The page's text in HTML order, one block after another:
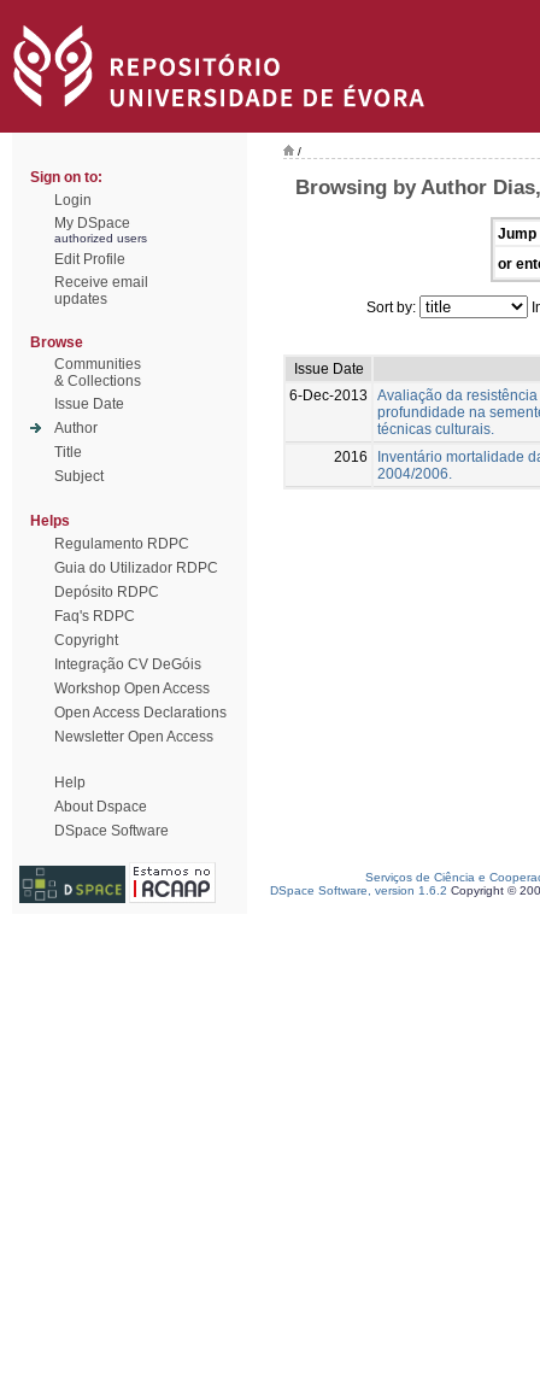
Sign on to:
Login
My DSpace
authorized users
Edit Profile
Receive email
updates
Browse
Communities
& Collections
Issue Date
Author
Title
Subject
Helps
Regulamento RDPC
Guia do Utilizador RDPC
Depósito RDPC
Faq's RDPC
Copyright
Integração CV DeGóis
Workshop Open Access
Open Access Declarations
Newsletter Open Access
Help
About Dspace
DSpace Software
/
Browsing by Author
Jump
or
Sort by:
Issue Date
6-Dec-2013
Avaliação da
profundidade na
técnicas culturais.
2016
Inventário mortalidade
2004/2006.
Serviços de Ciência e
DSpace Software, version 1.6.2 Copyright ©